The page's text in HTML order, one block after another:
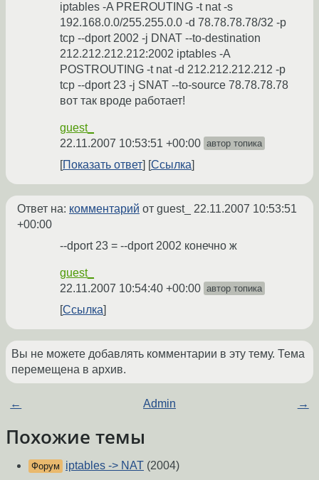
iptables -A PREROUTING -t nat -s
192.168.0.0/255.255.0.0 -d 78.78.78.78/32 -p
tcp --dport 2002 -j DNAT --to-destination
212.212.212.212:2002 iptables -A
POSTROUTING -t nat -d 212.212.212.212 -p
tcp --dport 23 -j SNAT --to-source 78.78.78.78
вот так вроде работает!
guest_
22.11.2007 10:53:51 +00:00 автор топика
Показать ответ Ссылка
Ответ на: комментарий от guest_ 22.11.2007 10:53:51
+00:00
--dport 23 = --dport 2002 конечно ж
guest_
22.11.2007 10:54:40 +00:00 автор топика
Ссылка
Вы не можете добавлять комментарии в эту тему. Тема
перемещена в архив.
← Admin →
Похожие темы
Форум iptables -> NAT (2004)